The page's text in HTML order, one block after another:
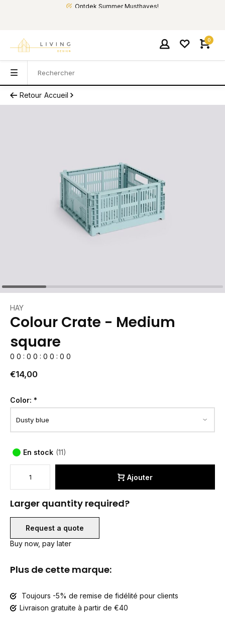
Ontdek Summer Musthaves!
0
Retour Accueil
HAY
Colour Crate - Medium
square
0 0 : 0 0 : 0 0 : 0 0
€14,00
Color: *
En stock (11)
Ajouter
Larger quantity required?
Request a quote
Buy now, pay later
Plus de cette marque:
Toujours -5% de remise de fidélité pour clients
Livraison gratuite à partir de €40